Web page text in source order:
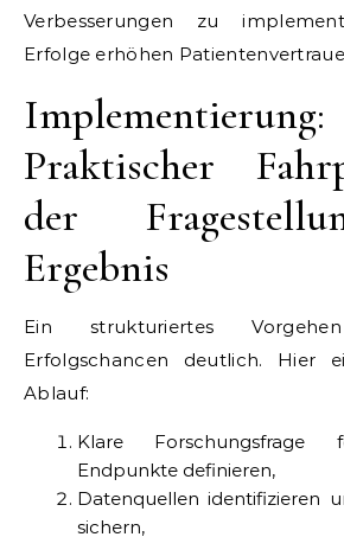
Verbesserungen zu
Erfolge erhöhen
Implementierung:
Praktischer
der
Ergebnis
Ein strukturiertes
Erfolgschancen deutlich. Hier
Ablauf:
Klare Forschungsfrage
Endpunkte definieren,
Datenquellen identifizieren
sichern,